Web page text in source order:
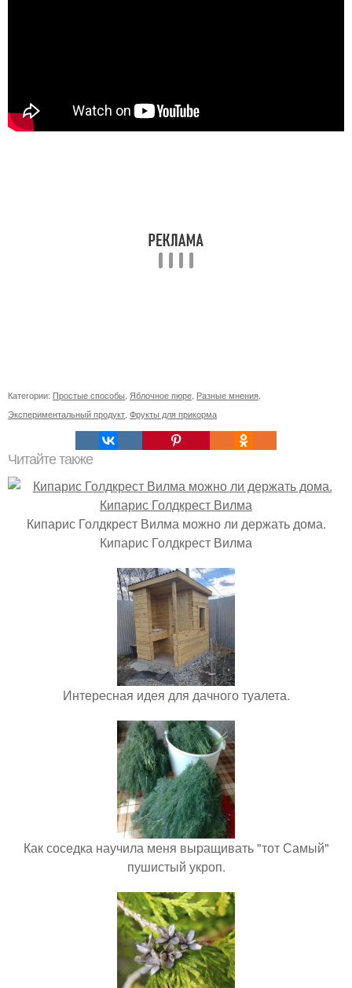
Категории: Простые способы, Яблочное пюре, Разные мнения,
Экспериментальный продукт, Фрукты для прикорма
Читайте также
Кипарис Голдкрест Вилма можно ли держать дома.
Кипарис Голдкрест Вилма
Интересная идея для дачного туалета.
Как соседка научила меня выращивать "тот Самый"
пушистый укроп.